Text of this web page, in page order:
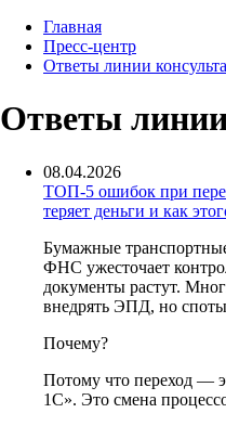
Главная
Пресс-центр
Ответы линии
Ответы
08.04.2026
ТОП-5 ошибок при
теряет деньги и как
Бумажные
ФНС ужесточает
документы растут.
внедрять ЭПД, но
Почему?
Потому что переход —
1С». Это смена